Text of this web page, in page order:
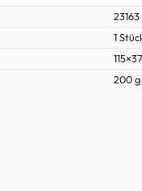
23163
1
200 g